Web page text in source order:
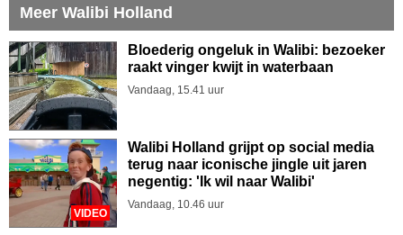
Meer Walibi Holland
Bloederig ongeluk in Walibi: bezoeker
raakt vinger kwijt in waterbaan
Vandaag, 15.41 uur
VIDEO
Walibi Holland grijpt op social media
terug naar iconische jingle uit jaren
negentig: 'Ik wil naar Walibi'
Vandaag, 10.46 uur